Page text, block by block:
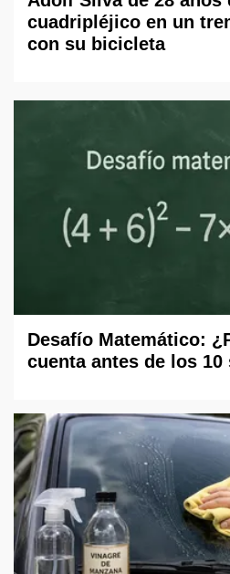
cuadripléjico en un
con su bicicleta
Desafío Matemático:
cuenta antes de los 10